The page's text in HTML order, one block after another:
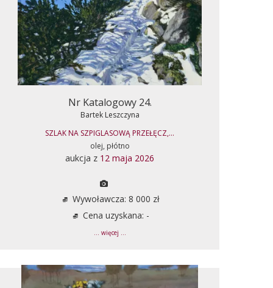
Nr Katalogowy 24.
Bartek Leszczyna
SZLAK NA SZPIGLASOWĄ PRZEŁĘCZ,...
olej, płótno
aukcja z 12 maja 2026
Wywoławcza: 8 000 zł
Cena uzyskana: -
... więcej ...